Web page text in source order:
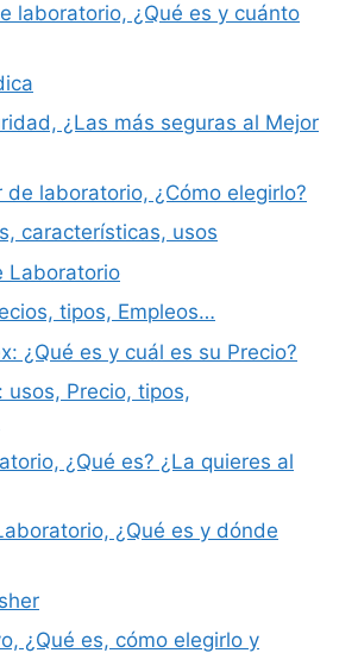
laboratorio, ¿Qué es y cuánto
¿Las más seguras al Mejor
de laboratorio, ¿Cómo elegirlo?
características, usos
Laboratorio
tipos, Empleos…
¿Qué es y cuál es su Precio?
usos, Precio, tipos,
¿Qué es? ¿La quieres al
¿Qué es y dónde
¿Qué es, cómo elegirlo y